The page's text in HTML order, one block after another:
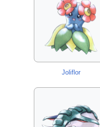
Joliflor